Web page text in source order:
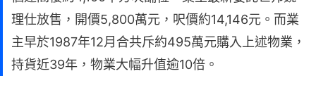
理仕放售，開價5,800萬元，呎價約14,146元。而業
主早於1987年12月合共斥約495萬元購入上述物業，
持貨近39年，物業大幅升值逾10倍。